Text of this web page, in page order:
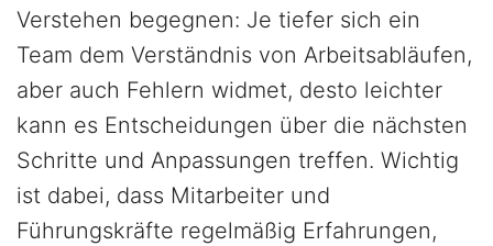
Verstehen begegnen: Je tiefer sich ein
Team dem Verständnis von Arbeitsabläufen,
aber auch Fehlern widmet, desto leichter
kann es Entscheidungen über die nächsten
Schritte und Anpassungen treffen. Wichtig
ist dabei, dass Mitarbeiter und
Führungskräfte regelmäßig Erfahrungen,